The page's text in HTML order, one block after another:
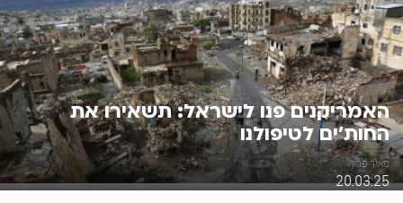
האמריקנים פנו לישראל: תשאירו את
החות'ים לטיפולנו
מאיר פרץ
20.03.25